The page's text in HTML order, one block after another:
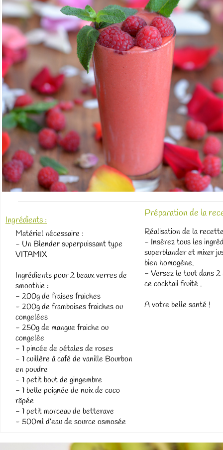
Ingrédients :
Matériel nécessaire :
- Un Blender superpuissant type
VITAMIX
Ingrédients pour 2 beaux verres de
smoothie :
- 200g de fraises fraiches
- 200g de framboises fraiches ou
congelées
- 250g de mangue fraiche ou
congelée
- 1 pincée de pétales de roses
- 1 cuillère à café de vanille Bourbon
en poudre
- 1 petit bout de gingembre
- 1 belle poignée de noix de coco
râpée
- 1 petit morceau de betterave
- 500ml d’eau de source osmosée
Préparation de la
Réalisation de la
- Insérez tous les
superblander et mixer
bien homogène.
- Versez le tout dans 2
ce cocktail fruité .
A votre belle santé !